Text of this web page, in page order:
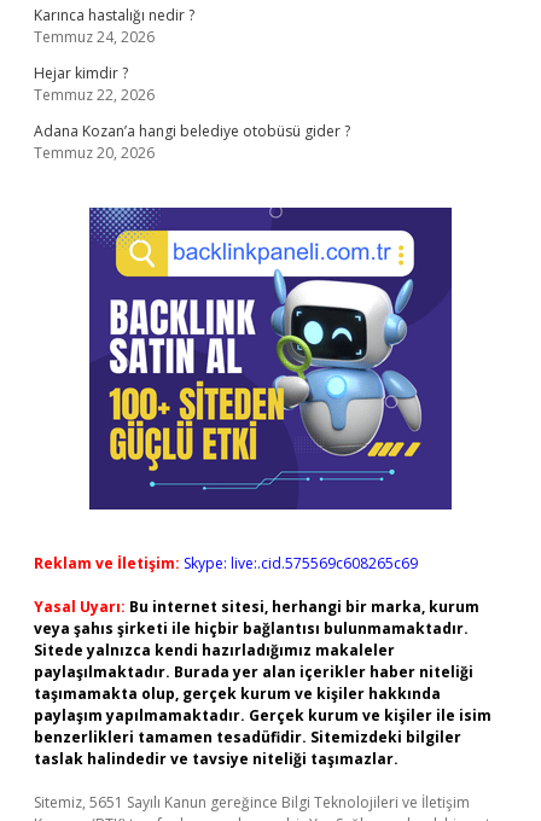
Karınca hastalığı nedir ?
Temmuz 24, 2026
Hejar kimdir ?
Temmuz 22, 2026
Adana Kozan’a hangi belediye otobüsü gider ?
Temmuz 20, 2026
Reklam ve İletişim: Skype: live:.cid.575569c608265c69
Yasal Uyarı: Bu internet sitesi, herhangi bir marka, kurum
veya şahıs şirketi ile hiçbir bağlantısı bulunmamaktadır.
Sitede yalnızca kendi hazırladığımız makaleler
paylaşılmaktadır. Burada yer alan içerikler haber niteliği
taşımamakta olup, gerçek kurum ve kişiler hakkında
paylaşım yapılmamaktadır. Gerçek kurum ve kişiler ile isim
benzerlikleri tamamen tesadüfidir. Sitemizdeki bilgiler
taslak halindedir ve tavsiye niteliği taşımazlar.
Sitemiz, 5651 Sayılı Kanun gereğince Bilgi Teknolojileri ve İletişim